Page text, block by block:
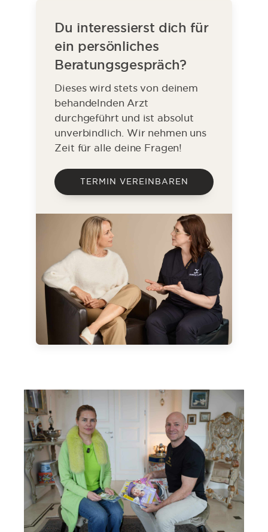
Du interessierst dich für
ein persönliches
Beratungsgespräch?
Dieses wird stets von deinem
behandelnden Arzt
durchgeführt und ist absolut
unverbindlich. Wir nehmen uns
Zeit für alle deine Fragen!
TERMIN VEREINBAREN